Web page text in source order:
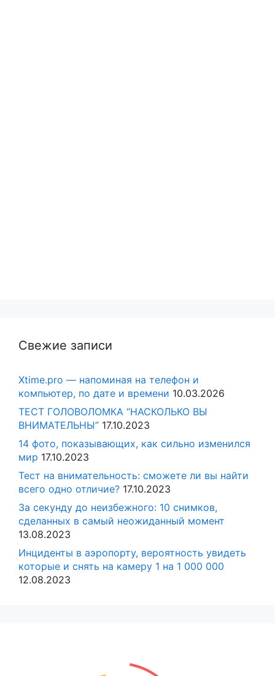
Свежие записи
Xtime.pro — напоминая на телефон и
компьютер, по дате и времени 10.03.2026
ТЕСТ ГОЛОВОЛОМКА “НАСКОЛЬКО ВЫ
ВНИМАТЕЛЬНЫ” 17.10.2023
14 фото, показывающих, как сильно изменился
мир 17.10.2023
Тест на внимательность: сможете ли вы найти
всего одно отличие? 17.10.2023
За секунду до неизбежного: 10 снимков,
сделанных в самый неожиданный момент
13.08.2023
Инциденты в аэропорту, вероятность увидеть
которые и снять на камеру 1 на 1 000 000
12.08.2023